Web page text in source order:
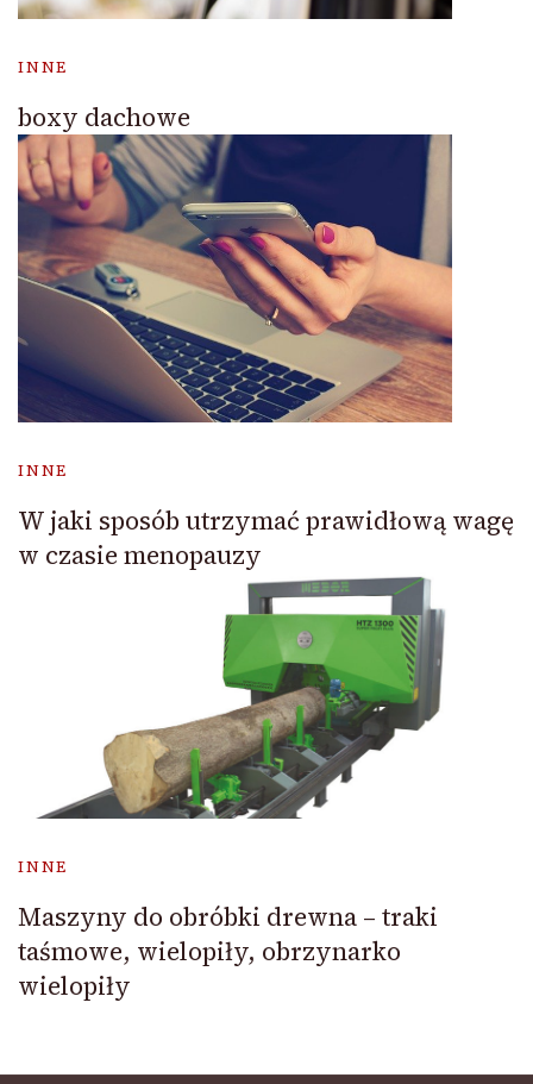
INNE
boxy dachowe
INNE
W jaki sposób utrzymać prawidłową wagę
w czasie menopauzy
INNE
Maszyny do obróbki drewna – traki
taśmowe, wielopiły, obrzynarko
wielopiły